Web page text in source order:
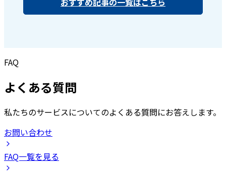
FAQ
よくある質問
私たちのサービスについてのよくある質問にお答えします。
お問い合わせ
FAQ一覧を見る